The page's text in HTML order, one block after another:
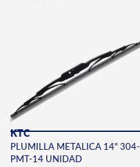
KTC
PLUMILLA METALICA 14" 304-
PMT-14 UNIDAD